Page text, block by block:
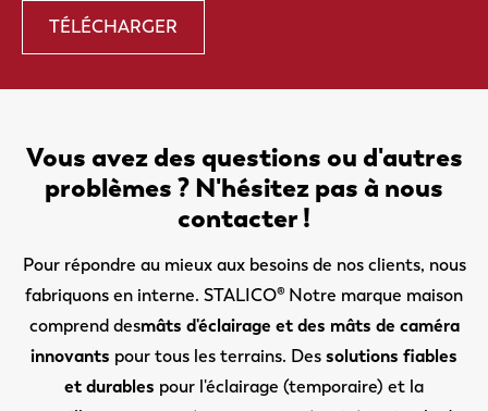
TÉLÉCHARGER
Vous avez des questions ou d'autres
problèmes ? N'hésitez pas à nous
contacter !
Pour répondre au mieux aux besoins de nos clients, nous
fabriquons en interne. STALICO® Notre marque maison
comprend desmâts d'éclairage et des mâts de caméra
innovants pour tous les terrains. Des solutions fiables
et durables pour l'éclairage (temporaire) et la